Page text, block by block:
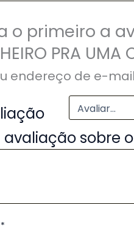
o primeiro a
PRA UMA
endereço de e-
avaliação sobre
*